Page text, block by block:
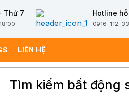
Thứ 7 Hotline hỗ
0916-112-
LIÊN HỆ
Tìm kiếm bất động